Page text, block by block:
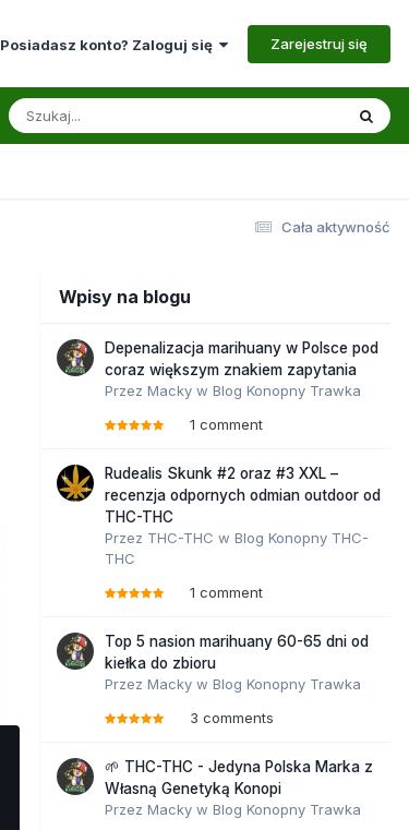
Posiadasz konto? Zaloguj się Zarejestruj się
Cała aktywność
Wpisy na blogu
Depenalizacja marihuany w Polsce pod
coraz większym znakiem zapytania
Przez Macky w Blog Konopny Trawka
1 comment
Rudealis Skunk #2 oraz #3 XXL –
recenzja odpornych odmian outdoor od
THC-THC
Przez THC-THC w Blog Konopny THC-
THC
1 comment
Top 5 nasion marihuany 60-65 dni od
kiełka do zbioru
Przez Macky w Blog Konopny Trawka
3 comments
🌱 THC-THC - Jedyna Polska Marka z
Własną Genetyką Konopi
Przez Macky w Blog Konopny Trawka